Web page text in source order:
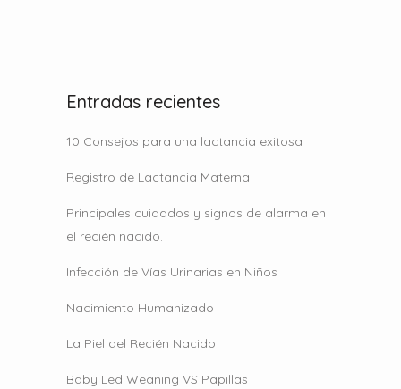
Entradas recientes
10 Consejos para una lactancia exitosa
Registro de Lactancia Materna
Principales cuidados y signos de alarma en
el recién nacido.
Infección de Vías Urinarias en Niños
Nacimiento Humanizado
La Piel del Recién Nacido
Baby Led Weaning VS Papillas